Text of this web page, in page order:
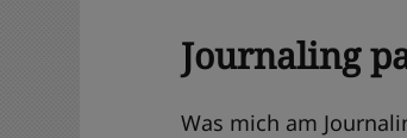
Journaling
Was mich am